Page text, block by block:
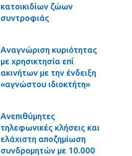
κατοικιδίων ζώων
συντροφιάς
Αναγνώριση κυριότητας
με χρησικτησία επί
ακινήτων με την ένδειξη
«αγνώστου ιδιοκτήτη»
Ανεπιθύμητες
τηλεφωνικές κλήσεις και
ελάχιστη αποζημίωση
συνδρομητών με 10.000